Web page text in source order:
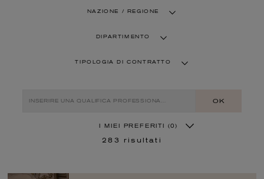
NAZIONE / REGIONE
DIPARTIMENTO
TIPOLOGIA DI CONTRATTO
OK
I MIEI PREFERITI (0)
283 risultati